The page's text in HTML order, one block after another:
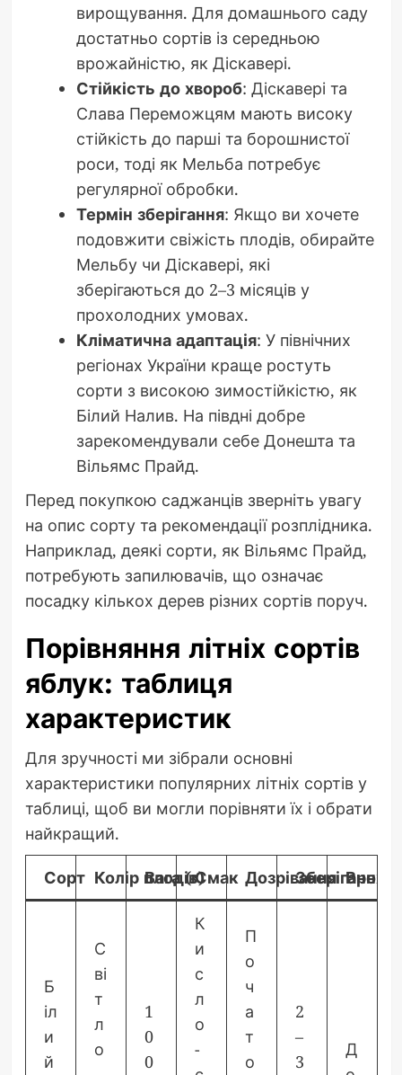
вирощування. Для домашнього саду
достатньо сортів із середньою
врожайністю, як Діскавері.
Стійкість до хвороб: Діскавері та
Слава Переможцям мають високу
стійкість до парші та борошнистої
роси, тоді як Мельба потребує
регулярної обробки.
Термін зберігання: Якщо ви хочете
подовжити свіжість плодів, обирайте
Мельбу чи Діскавері, які
зберігаються до 2–3 місяців у
прохолодних умовах.
Кліматична адаптація: У північних
регіонах України краще ростуть
сорти з високою зимостійкістю, як
Білий Налив. На півдні добре
зарекомендували себе Донешта та
Вільямс Прайд.
Перед покупкою саджанців зверніть увагу
на опис сорту та рекомендації розплідника.
Наприклад, деякі сорти, як Вільямс Прайд,
потребують запилювачів, що означає
посадку кількох дерев різних сортів поруч.
Порівняння літніх сортів
яблук: таблиця
характеристик
Для зручності ми зібрали основні
характеристики популярних літніх сортів у
таблиці, щоб ви могли порівняти їх і обрати
найкращий.
Сорт Колір плодів
Вага (г)Смак ДозріванняЗберігання
Б
іл
и
й
С
ві
т
л
о
1
0
0
К
и
с
л
о
-
П
о
ч
а
т
о
2
–
3
Д